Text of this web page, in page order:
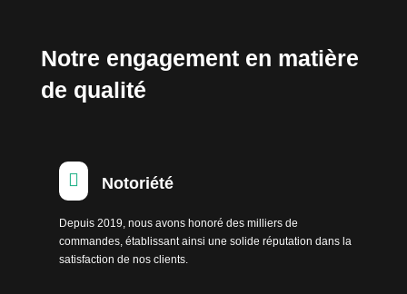
Notre engagement en matière
de qualité
 Notoriété
Depuis 2019, nous avons honoré des milliers de
commandes, établissant ainsi une solide réputation dans la
satisfaction de nos clients.